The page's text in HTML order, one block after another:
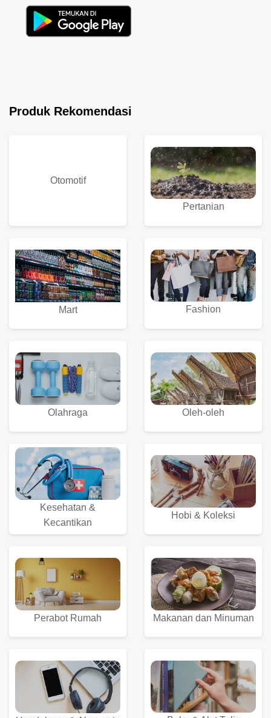
Produk Rekomendasi
Otomotif
Pertanian
Mart Fashion
Olahraga Oleh-oleh
Kesehatan &
Kecantikan
Hobi & Koleksi
Perabot Rumah Makanan dan Minuman